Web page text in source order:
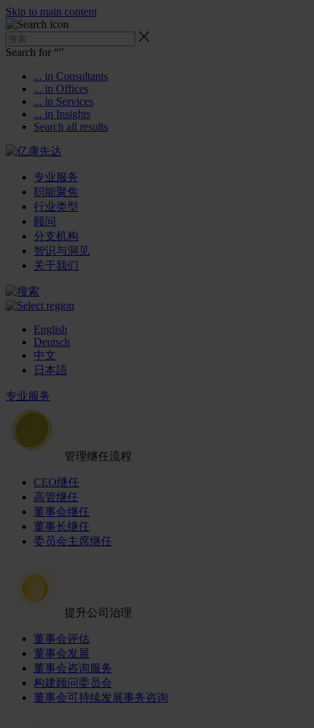
Skip to main content
Search for “”
... in Consultants
... in Offices
... in Services
... in Insights
Search all results
专业服务
职能聚焦
行业类型
顾问
分支机构
智识与洞见
关于我们
English
Deutsch
中文
日本語
专业服务
管理继任流程
CEO继任
高管继任
董事会继任
董事长继任
委员会主席继任
提升公司治理
董事会评估
董事会发展
董事会咨询服务
构建顾问委员会
董事会可持续发展事务咨询